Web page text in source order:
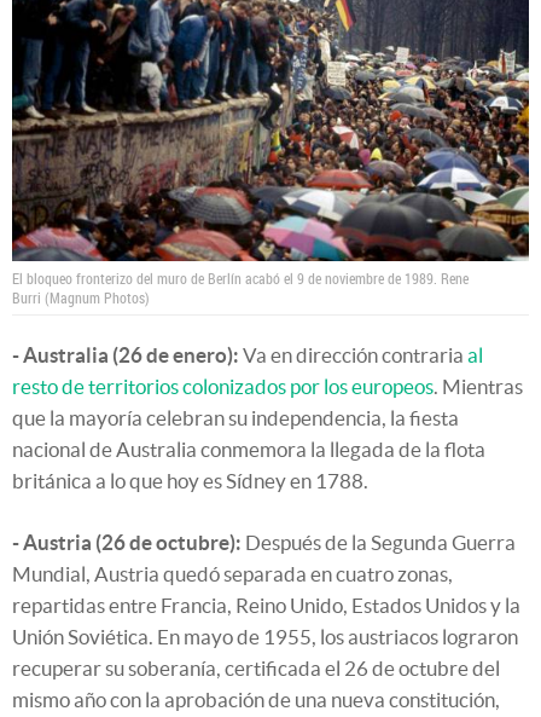
El bloqueo fronterizo del muro de Berlín acabó el 9 de noviembre de 1989. Rene
Burri (Magnum Photos)
- Australia (26 de enero): Va en dirección contraria al
resto de territorios colonizados por los europeos. Mientras
que la mayoría celebran su independencia, la fiesta
nacional de Australia conmemora la llegada de la flota
británica a lo que hoy es Sídney en 1788.
- Austria (26 de octubre): Después de la Segunda Guerra
Mundial, Austria quedó separada en cuatro zonas,
repartidas entre Francia, Reino Unido, Estados Unidos y la
Unión Soviética. En mayo de 1955, los austriacos lograron
recuperar su soberanía, certificada el 26 de octubre del
mismo año con la aprobación de una nueva constitución,